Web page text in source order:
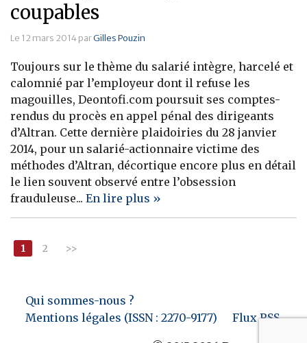
coupables
Le 12 mars 2014 parGilles Pouzin
Toujours sur le thème du salarié intègre, harcelé et
calomnié par l’employeur dont il refuse les
magouilles, Deontofi.com poursuit ses comptes-
rendus du procès en appel pénal des dirigeants
d’Altran. Cette dernière plaidoiries du 28 janvier
2014, pour un salarié-actionnaire victime des
méthodes d’Altran, décortique encore plus en détail
le lien souvent observé entre l’obsession
frauduleuse... En lire plus »
1 2 >>
Qui sommes-nous ?
Mentions légales (ISSN : 2270-9177)
Flux RSS